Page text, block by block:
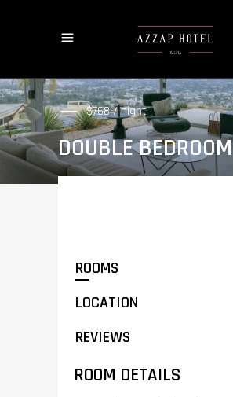
$768 / night
DOUBLE BEDROOM
ROOMS
LOCATION
REVIEWS
ROOM DETAILS